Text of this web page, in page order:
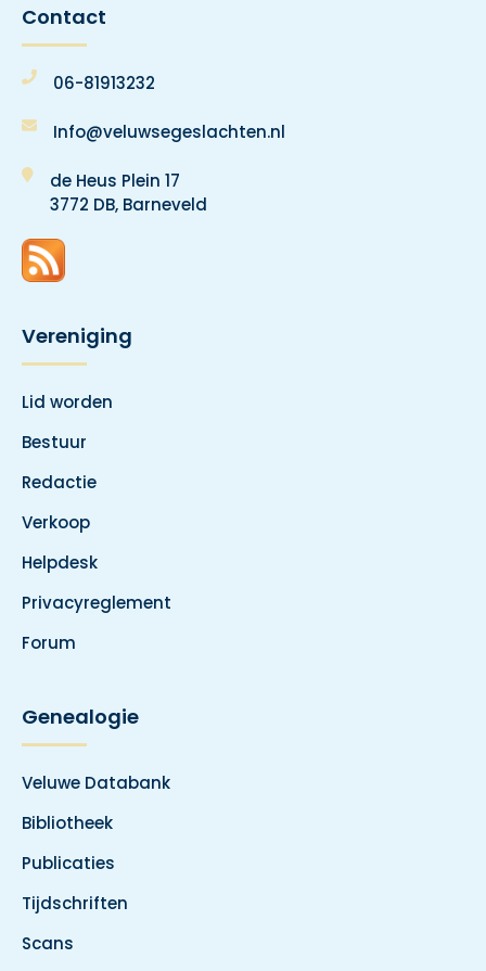
Contact
06-81913232
Info@veluwsegeslachten.nl
de Heus Plein 17
3772 DB, Barneveld
Vereniging
Lid worden
Bestuur
Redactie
Verkoop
Helpdesk
Privacyreglement
Forum
Genealogie
Veluwe Databank
Bibliotheek
Publicaties
Tijdschriften
Scans